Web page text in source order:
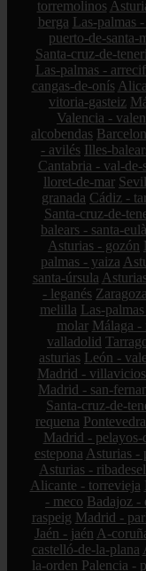
torremolinos
berga Las-palmas
puerto-de-santa-
Santa-cruz-de-
Las-palmas -
cangas-de-onís
vitoria-gasteiz
Valencia -
alcobendas
- avilés Illes-
Cantabria - val-de-
lloret-de-mar
granada Cádiz -
Santa-cruz-de-
balears - santa-
Asturias - gozón
palmas - yaiza
santa-úrsula
- leganés
melilla Las-
molar Málaga -
valladolid
asturias León -
Madrid -
Madrid - san-
Santa-cruz-de-
requena
Madrid - pelayos-
estepona Asturias -
Asturias -
Alicante - torrevieja
- meco Badajoz -
raspeig Madrid -
Jaén - jaén A-
castelló-de-la-plana
la-orden Palencia -